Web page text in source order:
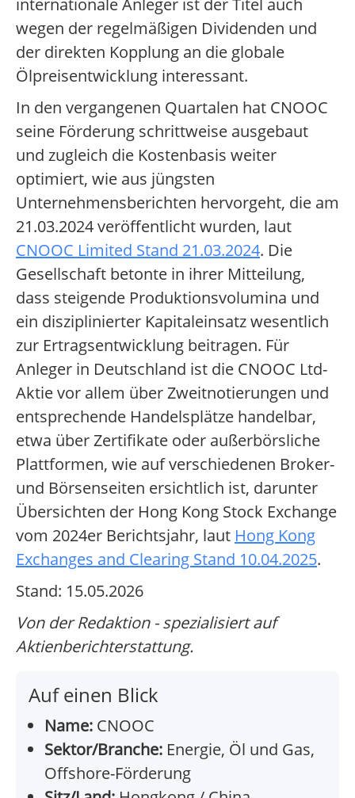
internationale Anleger ist der Titel auch
wegen der regelmäßigen Dividenden und
der direkten Kopplung an die globale
Ölpreisentwicklung interessant.
In den vergangenen Quartalen hat CNOOC
seine Förderung schrittweise ausgebaut
und zugleich die Kostenbasis weiter
optimiert, wie aus jüngsten
Unternehmensberichten hervorgeht, die am
21.03.2024 veröffentlicht wurden, laut
CNOOC Limited Stand 21.03.2024. Die
Gesellschaft betonte in ihrer Mitteilung,
dass steigende Produktionsvolumina und
ein disziplinierter Kapitaleinsatz wesentlich
zur Ertragsentwicklung beitragen. Für
Anleger in Deutschland ist die CNOOC Ltd-
Aktie vor allem über Zweitnotierungen und
entsprechende Handelsplätze handelbar,
etwa über Zertifikate oder außerbörsliche
Plattformen, wie auf verschiedenen Broker-
und Börsenseiten ersichtlich ist, darunter
Übersichten der Hong Kong Stock Exchange
vom 2024er Berichtsjahr, laut Hong Kong
Exchanges and Clearing Stand 10.04.2025.
Stand: 15.05.2026
Von der Redaktion - spezialisiert auf
Aktienberichterstattung.
Auf einen Blick
Name: CNOOC
Sektor/Branche: Energie, Öl und Gas,
Offshore-Förderung